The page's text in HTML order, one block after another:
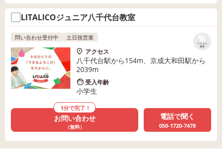
LITALICOジュニア八千代台教室
リストに
保存
問い合わせ受付中 土日祝営業
アクセス
八千代台駅から154m、京成大和田駅から
2039m
受入年齢
小学生
1分で完了！
お問い合わせ
（無料）
電話で聞く
050-1720-7478